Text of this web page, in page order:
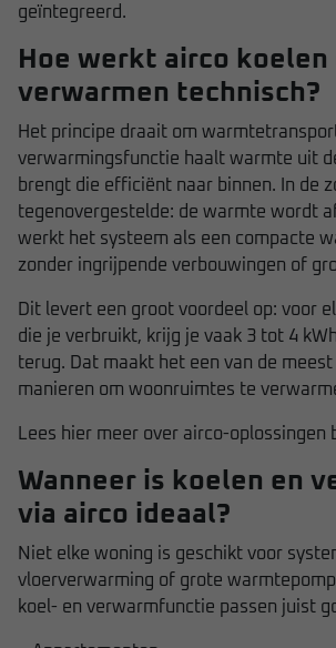
geïntegreerd.
Hoe werkt airco koelen
verwarmen technisch?
Het principe draait om
verwarmingsfunctie haalt warmte uit
brengt die efficiënt naar binnen. In de
tegenovergestelde: de warmte wordt
werkt het systeem als een compacte
zonder ingrijpende verbouwingen of
Dit levert een groot voordeel op: voor
die je verbruikt, krijg je vaak 3 tot 4
terug. Dat maakt het een van de
manieren om woonruimtes te
Lees hier meer over airco-oplossingen
Wanneer is koelen en
via airco ideaal?
Niet elke woning is geschikt voor
vloerverwarming of grote
koel- en verwarmfunctie passen juist